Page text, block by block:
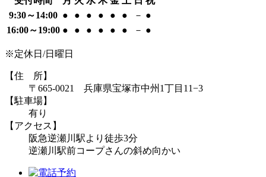
9:30～14:00 ● ● ● ● ● ● － ●
16:00～19:00 ● ● ● ● ● ● － ●
※定休日/日曜日
【住 所】
〒665-0021 兵庫県宝塚市中州1丁目11−3
【駐車場】
有り
【アクセス】
阪急逆瀬川駅より徒歩3分
逆瀬川駅前コープさんの斜め向かい